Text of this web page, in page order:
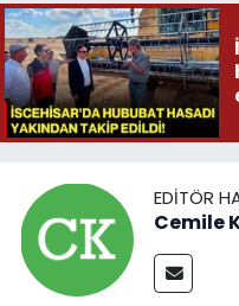
EDITÖR
Cemile